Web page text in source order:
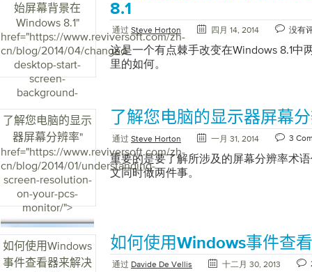
分发布，告诉我们。 快乐计算， 尼什
始屏幕背景在
Windows 8.1"
href="https://www.reviversoft.com/zh-
cn/blog/2014/04/changed-
desktop-start-
screen-
background-
windows/">
8.1
通过 Steve Horton 四月 14, 2014 没有
这是一个有点棘手改变在Windows 8.1中
里的如何。
了解您电脑的显示
器屏幕分辨率"
href="https://www.reviversoft.com/zh-
cn/blog/2014/01/understanding-
screen-resolution-
on-your-pcs-
monitor/">
了解您电脑的显示器屏幕
通过 Steve Horton 一月 31, 2014 3
重要的是要了解所涉及的屏幕分辨率术
文同时做两件事。
如何使用Windows
事件查看器来解决
如何使用Windows事件查
通过 Davide De Vellis 十二月 30, 2013